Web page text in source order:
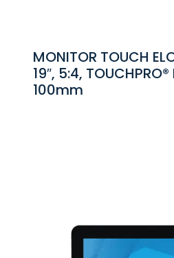
MONITOR TOUCH
19″, 5:4,
100mm